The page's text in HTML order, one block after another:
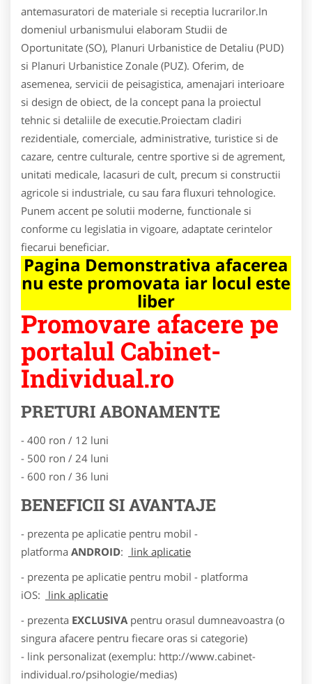
antemasuratori de materiale si receptia lucrarilor.In
domeniul urbanismului elaboram Studii de
Oportunitate (SO), Planuri Urbanistice de Detaliu (PUD)
si Planuri Urbanistice Zonale (PUZ). Oferim, de
asemenea, servicii de peisagistica, amenajari interioare
si design de obiect, de la concept pana la proiectul
tehnic si detaliile de executie.Proiectam cladiri
rezidentiale, comerciale, administrative, turistice si de
cazare, centre culturale, centre sportive si de agrement,
unitati medicale, lacasuri de cult, precum si constructii
agricole si industriale, cu sau fara fluxuri tehnologice.
Punem accent pe solutii moderne, functionale si
conforme cu legislatia in vigoare, adaptate cerintelor
fiecarui beneficiar.
Pagina Demonstrativa afacerea
nu este promovata iar locul este
liber
Promovare afacere pe
portalul Cabinet-
Individual.ro
PRETURI ABONAMENTE
- 400 ron / 12 luni
- 500 ron / 24 luni
- 600 ron / 36 luni
BENEFICII SI AVANTAJE
- prezenta pe aplicatie pentru mobil -
platforma ANDROID:
link aplicatie
- prezenta pe aplicatie pentru mobil - platforma
iOS:
link aplicatie
- prezenta EXCLUSIVA pentru orasul dumneavoastra (o
singura afacere pentru fiecare oras si categorie)
- link personalizat (exemplu: http://www.cabinet-
individual.ro/psihologie/medias)